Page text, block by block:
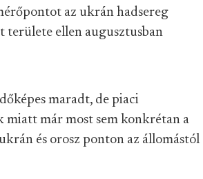
az ukrán hadsereg
területe ellen augusztusban
maradt, de piaci
miatt már most sem konkrétan a
és orosz ponton az állomástól